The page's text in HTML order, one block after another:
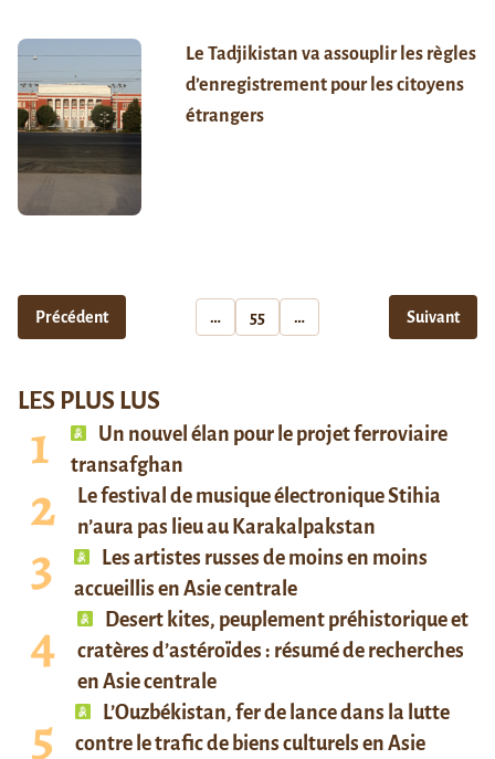
Le Tadjikistan va assouplir les règles
d’enregistrement pour les citoyens
étrangers
Précédent … 55 … Suivant
LES PLUS LUS
Un nouvel élan pour le projet ferroviaire
transafghan
Le festival de musique électronique Stihia
n’aura pas lieu au Karakalpakstan
Les artistes russes de moins en moins
accueillis en Asie centrale
Desert kites, peuplement préhistorique et
cratères d’astéroïdes : résumé de recherches
en Asie centrale
L’Ouzbékistan, fer de lance dans la lutte
contre le trafic de biens culturels en Asie